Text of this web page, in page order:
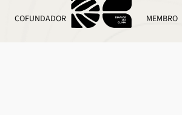
COFUNDADOR MEMBRO